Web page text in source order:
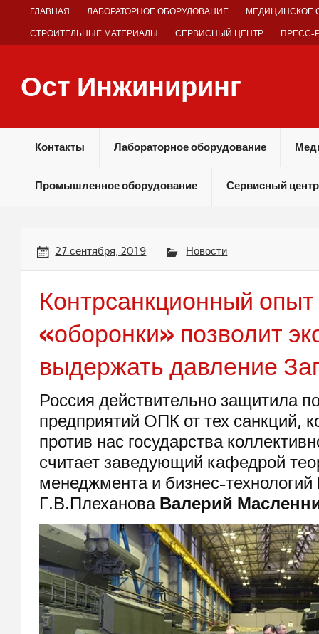
ГЛАВНАЯ ЛАБОРАТОРНОЕ ОБОРУДОВАНИЕ МЕДИЦИНСКОЕ
СТРОИТЕЛЬНЫЕ МАТЕРИАЛЫ СЕРВИСНЫЙ ЦЕНТР ПРЕСС-
Ост Инжиниринг
Контакты Лабораторное оборудование
Промышленное оборудование Сервисный центр
27 сентября, 2019 Новости
Контрсанкционный опыт
«оборонки» позволит
выдержать давление
Россия действительно защитила
предприятий ОПК от тех санкций,
против нас государства
считает заведующий кафедрой
менеджмента и бизнес-
Г.В.Плеханова Валерий